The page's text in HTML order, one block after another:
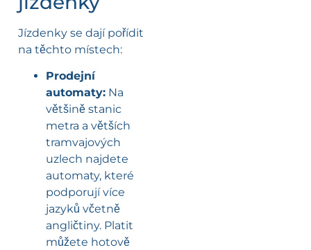
Jízdenky se dají pořídit
na těchto místech:
Prodejní
automaty: Na
většině stanic
metra a větších
tramvajových
uzlech najdete
automaty, které
podporují více
jazyků včetně
angličtiny. Platit
můžete hotově